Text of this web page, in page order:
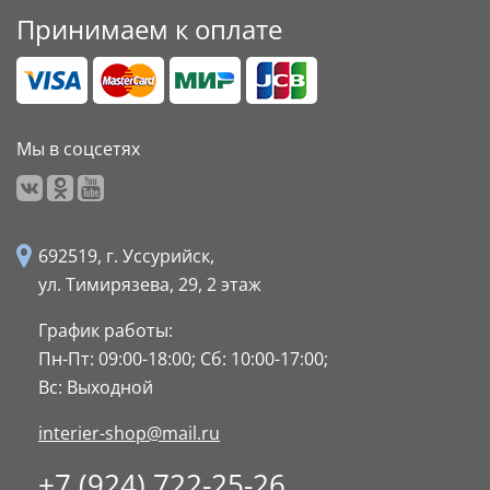
Принимаем к оплате
Мы в соцсетях
692519, г. Уссурийск,
ул. Тимирязева, 29, 2 этаж
График работы:
Пн-Пт: 09:00-18:00; Сб: 10:00-17:00;
Вс: Выходной
interier-shop@mail.ru